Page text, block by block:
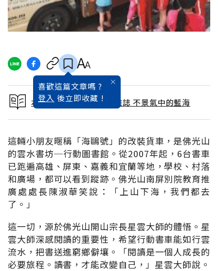
喜歡這篇文章嗎 ?
登入 後立即收藏 !
本文出自 2012 / 9月號雜誌 不景氣中的藍海
這輛小朋友暱稱「海鷗號」的改裝貨車，是佛光山
的雲水書坊─行動圖書館。從2007年起，6台書車
已跑遍高雄、屏東、嘉義和宜蘭等地，學校、村落
和廣場，都可以看到蹤跡。佛光山南屏別院教育推
廣處處長陳淑華笑說：「上山下海，我們都去
了。」
這一切，源於佛光山開山宗長星雲大師的體悟。星
雲大師深感閱讀的重要性，希望行動書車能如行雲
流水，把書送進窮鄉僻壤。「閱讀是一個人成長的
必要旅程。讀書，才能改變自己，」星雲大師說。